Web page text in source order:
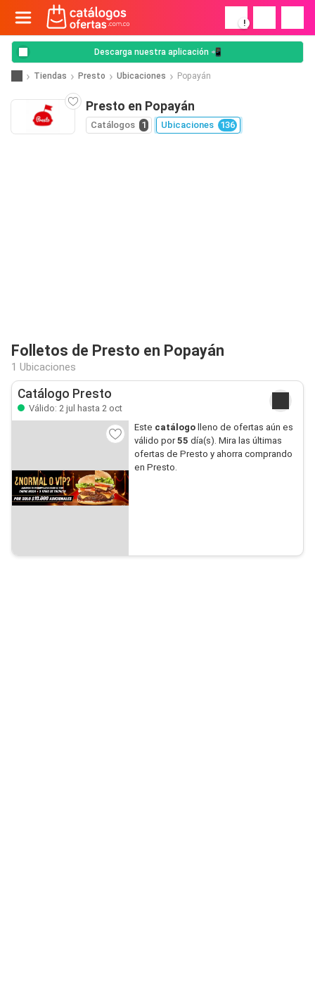
!
Descarga nuestra aplicación 📲
Tiendas Presto Ubicaciones Popayán
Presto en Popayán
Catálogos 1 Ubicaciones 136
Folletos de Presto en Popayán
1 Ubicaciones
Catálogo Presto
Válido: 2 jul hasta 2 oct
Este catálogolleno de ofertas aún es
válido por55 día(s). Mira las últimas
ofertas de Presto y ahorra comprando
en Presto.